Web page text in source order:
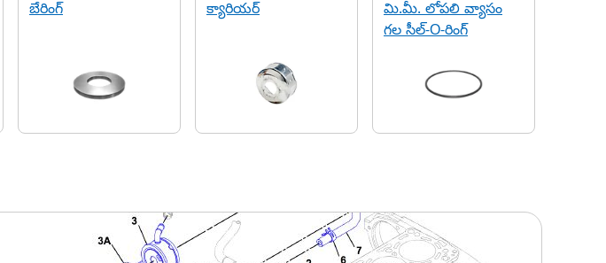
బేరింగ్
క్యారియర్
మి.మీ. లోపలి వ్యాసం
గల సీల్-O-రింగ్